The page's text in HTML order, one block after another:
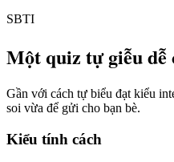
SBTI
Một quiz tự giễu dễ
Gần với cách tự biểu đạt kiểu
soi vừa để gửi cho bạn bè.
Kiểu tính cách